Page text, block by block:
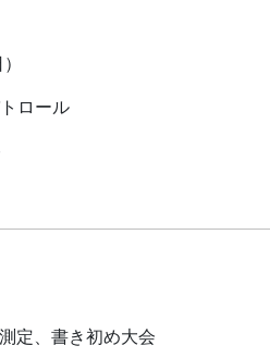
ロール
、身体測定、書き初め